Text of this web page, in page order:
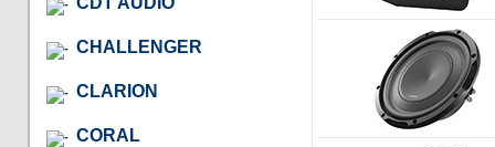
CHALLENGER
CLARION
CORAL